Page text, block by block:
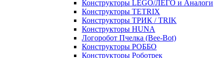
Конструкторы LEGO/ЛЕГО и Аналоги
Конструкторы TETRIX
Конструкторы ТРИК / TRIK
Конструкторы HUNA
Логоробот Пчелка (Bee-Bot)
Конструкторы РОББО
Конструкторы Роботрек